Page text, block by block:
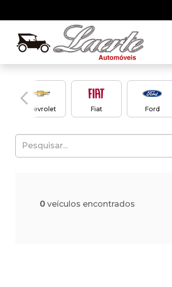
Chevrolet Fiat Ford
0 veículos encontrados